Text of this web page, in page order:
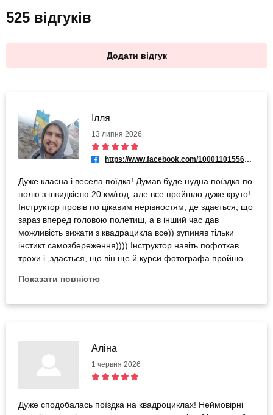
525 відгуків
Додати відгук
Ілля
13 липня 2026
https://www.facebook.com/100011015564293
Дуже класна і весела поїдка! Думав буде нудна поїздка по
полю з швидкістю 20 км/год, але все пройшло дуже круто!
Інструктор провів по цікавим нерівностям, де здається, що
зараз вперед головою полетиш, а в інший час дав
можливість вижати з квадрацикла все)) зупиняв тільки
інстикт самозбереження)))) Інструктор навіть пофоткав
трохи і ,здається, що він ще й курси фотографа пройшов))
Всім дуже раджу!
Показати повністю
Аліна
1 червня 2026
Дуже сподобалась поїздка на квадроциклах! Неймовірні